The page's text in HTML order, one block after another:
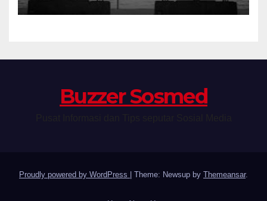
Buzzer Sosmed
Proudly powered by WordPress Theme: Newsup by Themeansar.